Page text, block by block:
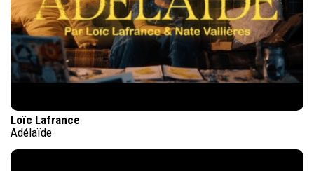
Loïc Lafrance
Adélaïde